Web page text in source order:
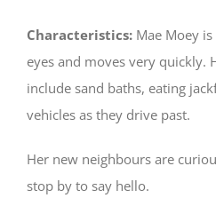
Characteristics:Mae Moey is
eyes and moves very quickly.
include sand baths, eating
vehicles as they drive past.
Her new neighbours are
stop by to say hello.